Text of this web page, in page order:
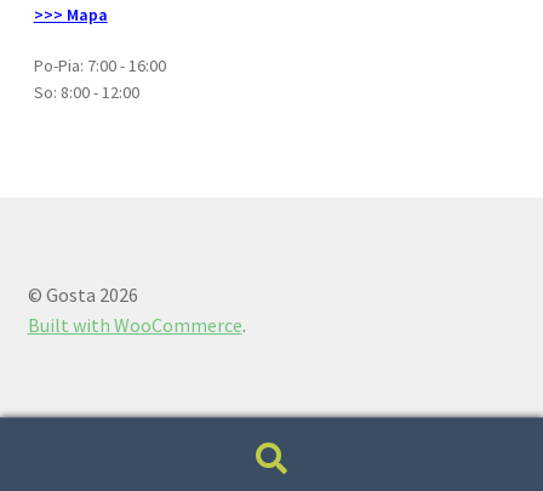
>>> Mapa
Po-Pia: 7:00 - 16:00
So: 8:00 - 12:00
© Gosta 2026
Built with WooCommerce.